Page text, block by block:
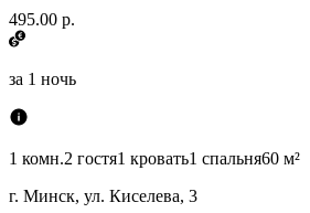
495.00 р.
за 1 ночь
1 комн.2 гостя1 кровать1 спальня60 м²
г. Минск, ул. Киселева, 3